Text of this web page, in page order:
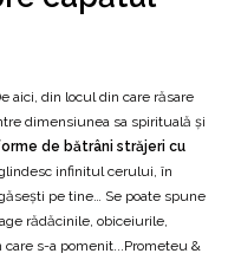
aici, din locul din care răsare
dimensiunea sa spirituală și
de bătrâni străjeri cu
infinitul cerului, în
pe tine… Se poate spune
rădăcinile, obiceiurile,
s-a pomenit...Prometeu &